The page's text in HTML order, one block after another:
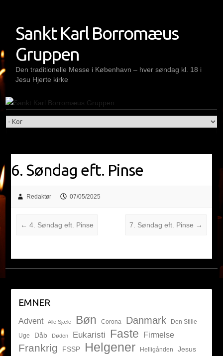
contentSankt Karl Borromæus
Gruppen
Den traditionelle Messe i København – hver søndag kl. 18 i
Jesu Hjerte kirke
6. Søndag eft. Pinse
Redaktør 07/05/2025
← 4. Søndag eft. Pinse 7. Søndag eft. Pinse →
EMNER
Advent Alle Sjæle Bøn Corona Danmark
Den Stille
Uge
Dåb Døden Eukaristi Faste Firmelse
Frankrig FSSP Helgener Helligånden
Jesus